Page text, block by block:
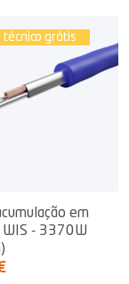
técnico grátis
em
WIS - 3370W